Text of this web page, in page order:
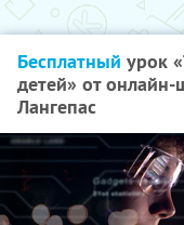
Бесплатный урок
детей» от
Лангепас